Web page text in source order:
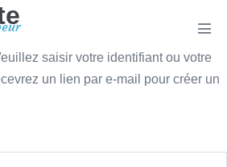
le
saisir votre identifiant ou votre
un lien par e-mail pour créer un